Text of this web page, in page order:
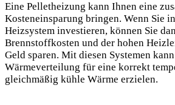
Eine Pelletheizung kann Ihnen eine
Kosteneinsparung bringen. Wenn Sie
Heizsystem investieren, können Sie
Brennstoffkosten und der hohen
Geld sparen. Mit diesen Systemen
Wärmeverteilung für eine korrekt
gleichmäßig kühle Wärme erzielen.